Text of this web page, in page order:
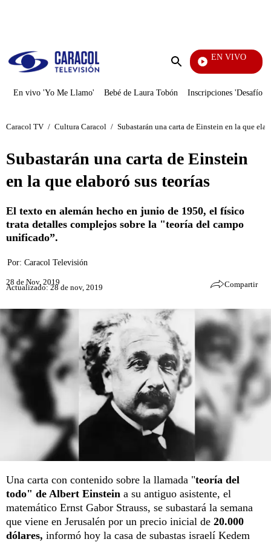
Enviar
EN VIVO
Mi Pecado
En vivo 'Yo Me Llamo' Bebé de Laura Tobón Inscripciones 'Desafío'
Caracol TV / Cultura Caracol / Subastarán una carta de Einstein en la que
Subastarán una carta de Einstein
en la que elaboró sus teorías
El texto en alemán hecho en junio de 1950, el físico
trata detalles complejos sobre la "teoría del campo
unificado”.
Por: Caracol Televisión
28 de Nov, 2019
Actualizado: 28 de nov, 2019 Compartir
Una carta con contenido sobre la llamada "teoría del
todo" de Albert Einstein a su antiguo asistente, el
matemático Ernst Gabor Strauss, se subastará la semana
que viene en Jerusalén por un precio inicial de 20.000
dólares, informó hoy la casa de subastas israelí Kedem